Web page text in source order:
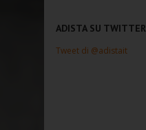
ADISTA SU TWITTER
Tweet di @adistait